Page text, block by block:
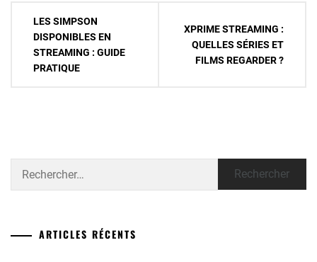
Navigation
l’article
LES SIMPSON
DISPONIBLES EN
STREAMING : GUIDE
PRATIQUE
XPRIME STREAMING :
QUELLES SÉRIES ET
FILMS REGARDER ?
ARTICLES RÉCENTS